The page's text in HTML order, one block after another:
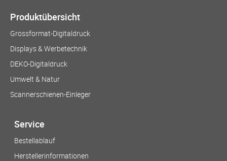
Produktübersicht
Grossformat-Digitaldruck
Displays & Werbetechnik
DEKO-Digitaldruck
Umwelt & Natur
Scannerschienen-Einleger
Service
Bestellablauf
Herstellerinformationen